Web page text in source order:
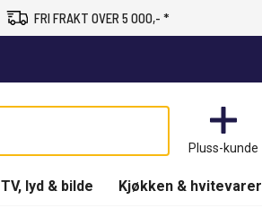
FRI FRAKT OVER 5 000,- *
Pluss-kunde
TV, lyd & bilde Kjøkken & hvitevarer